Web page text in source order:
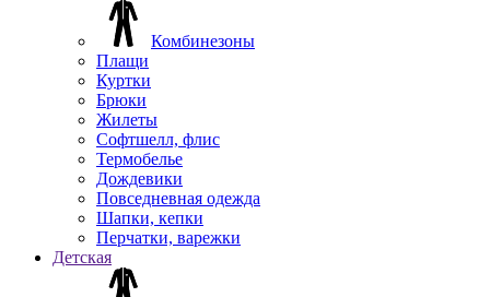
Комбинезоны
Плащи
Куртки
Брюки
Жилеты
Софтшелл, флис
Термобелье
Дождевики
Повседневная одежда
Шапки, кепки
Перчатки, варежки
Детская